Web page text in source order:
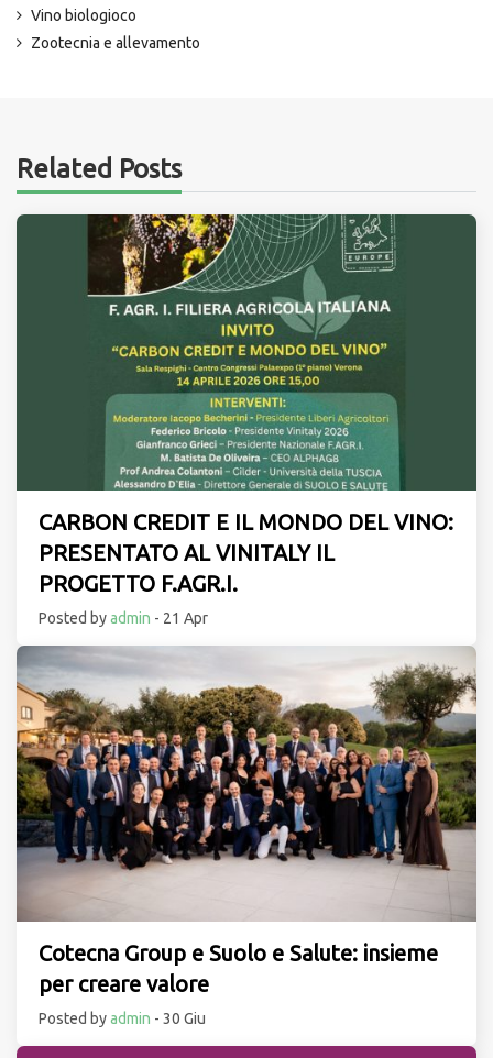
Vino biologioco
Zootecnia e allevamento
Related Posts
CARBON CREDIT E IL MONDO DEL VINO:
PRESENTATO AL VINITALY IL
PROGETTO F.AGR.I.
Posted byadmin - 21 Apr
Cotecna Group e Suolo e Salute: insieme
per creare valore
Posted byadmin - 30 Giu